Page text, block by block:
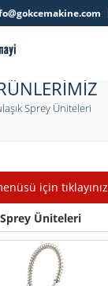
Sprey Üniteleri
için tıklayınız
Sprey Üniteleri